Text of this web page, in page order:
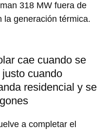
318 MW fuera de
la generación térmica.
cae cuando se
cuando
residencial y se
a completar el